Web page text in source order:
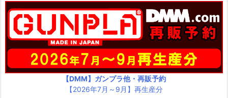
【DMM】ガンプラ他・再販予約
【2026年7月～9月】再生産分